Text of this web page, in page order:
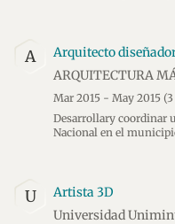
A
Arquitecto
ARQUITECTURA
Mar 2015 - May 2015
Desarrollary coordinar
Nacional en el
U
Artista 3D
Universidad